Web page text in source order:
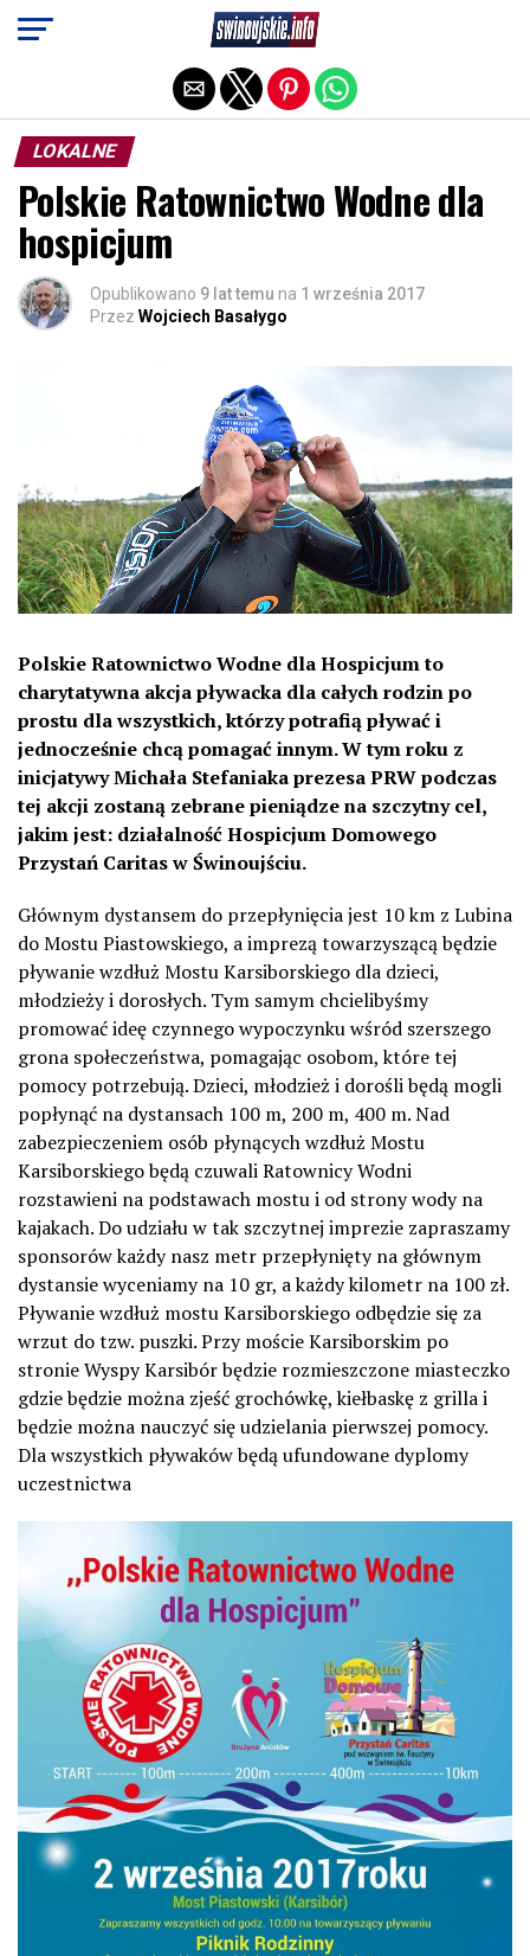
LOKALNE
Polskie Ratownictwo Wodne dla
hospicjum
Opublikowano 9 lat temu na 1 września 2017
Przez Wojciech Basałygo
Polskie Ratownictwo Wodne dla Hospicjum to
charytatywna akcja pływacka dla całych rodzin po
prostu dla wszystkich, którzy potrafią pływać i
jednocześnie chcą pomagać innym. W tym roku z
inicjatywy Michała Stefaniaka prezesa PRW podczas
tej akcji zostaną zebrane pieniądze na szczytny cel,
jakim jest: działalność Hospicjum Domowego
Przystań Caritas w Świnoujściu.
Głównym dystansem do przepłynięcia jest 10 km z Lubina
do Mostu Piastowskiego, a imprezą towarzyszącą będzie
pływanie wzdłuż Mostu Karsiborskiego dla dzieci,
młodzieży i dorosłych. Tym samym chcielibyśmy
promować ideę czynnego wypoczynku wśród szerszego
grona społeczeństwa, pomagając osobom, które tej
pomocy potrzebują. Dzieci, młodzież i dorośli będą mogli
popłynąć na dystansach 100 m, 200 m, 400 m. Nad
zabezpieczeniem osób płynących wzdłuż Mostu
Karsiborskiego będą czuwali Ratownicy Wodni
rozstawieni na podstawach mostu i od strony wody na
kajakach. Do udziału w tak szczytnej imprezie zapraszamy
sponsorów każdy nasz metr przepłynięty na głównym
dystansie wyceniamy na 10 gr, a każdy kilometr na 100 zł.
Pływanie wzdłuż mostu Karsiborskiego odbędzie się za
wrzut do tzw. puszki. Przy moście Karsiborskim po
stronie Wyspy Karsibór będzie rozmieszczone miasteczko
gdzie będzie można zjeść grochówkę, kiełbaskę z grilla i
będzie można nauczyć się udzielania pierwszej pomocy.
Dla wszystkich pływaków będą ufundowane dyplomy
uczestnictwa
Exit mobile version